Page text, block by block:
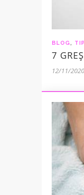
BLOG,
7
12/11/2020